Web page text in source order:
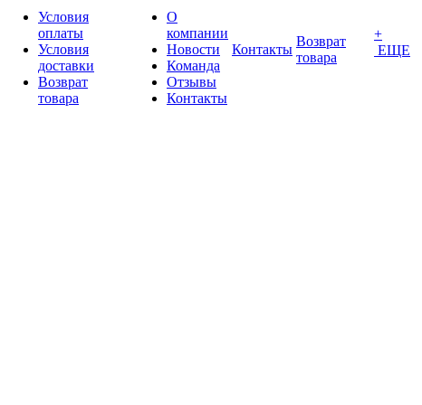
Условия
оплаты
Условия
доставки
Возврат
товара
О
компании
Новости
Команда
Отзывы
Контакты
Контакты
Возврат
товара
+
ЕЩЕ